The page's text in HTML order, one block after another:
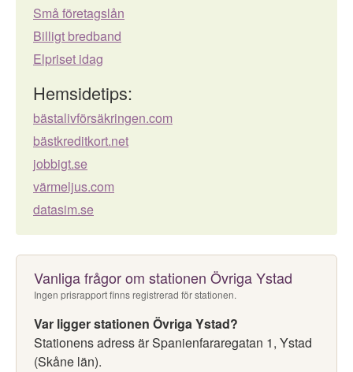
Små företagslån
Billigt bredband
Elpriset idag
Hemsidetips:
bästalivförsäkringen.com
bästkreditkort.net
jobbigt.se
värmeljus.com
datasim.se
Vanliga frågor om stationen Övriga Ystad
Ingen prisrapport finns registrerad för stationen.
Var ligger stationen Övriga Ystad?
Stationens adress är Spanienfararegatan 1, Ystad
(Skåne län).